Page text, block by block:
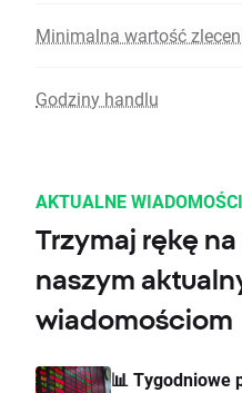
Minimalna wartość
Godziny handlu
AKTUALNE WIADOMOŚCI
Trzymaj rękę
naszym
wiadomościom
📊 Tygodniowe